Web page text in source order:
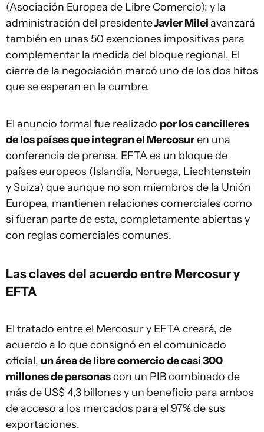
(Asociación Europea de Libre Comercio); y la
administración del presidenteJavier Mileiavanzará
también en unas 50 exenciones impositivas para
complementar la medida del bloque regional. El
cierre de la negociación marcó uno de los dos hitos
que se esperan en la cumbre.
El anuncio formal fue realizado por los cancilleres
de los países que integran el Mercosuren una
conferencia de prensa. EFTA es un bloque de
países europeos (Islandia, Noruega, Liechtenstein
y Suiza) que aunque no son miembros de la Unión
Europea, mantienen relaciones comerciales como
si fueran parte de esta, completamente abiertas y
con reglas comerciales comunes.
Las claves del acuerdo entre Mercosur y
EFTA
El tratado entre el Mercosur y EFTA creará, de
acuerdo a lo que consignó en el comunicado
oficial, un área de libre comercio de casi 300
millones de personascon un PIB combinado de
más de US$ 4,3 billones y un beneficio para ambos
de acceso a los mercados para el 97% de sus
exportaciones.